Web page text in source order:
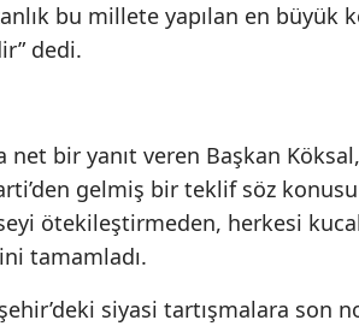
Malatya
Mardin
Muğla
Nevşehir
bu millete yapılan en büyük
dedi.
net bir yanıt veren Başkan
gelmiş bir teklif söz konusu
ötekileştirmeden, herkesi
tamamladı.
siyasi tartışmalara son